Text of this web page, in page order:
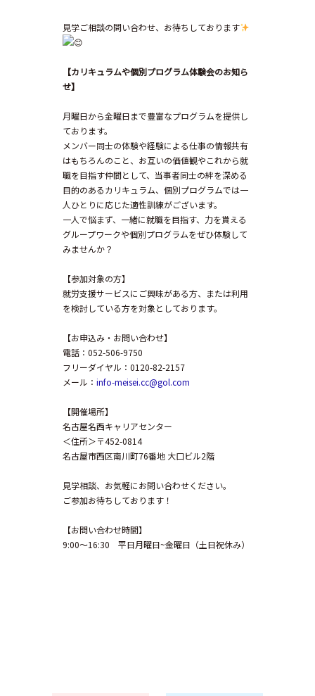
見学ご相談の問い合わせ、お待ちしております
【カリキュラムや個別プログラム体験会のお知ら
せ】
月曜日から金曜日まで豊富なプログラムを提供し
ております。
メンバー同士の体験や経験による仕事の情報共有
はもちろんのこと、お互いの価値観やこれから就
職を目指す仲間として、当事者同士の絆を深める
目的のあるカリキュラム、個別プログラムでは一
人ひとりに応じた適性訓練がございます。
一人で悩まず、一緒に就職を目指す、力を貰える
グループワークや個別プログラムをぜひ体験して
みませんか？
【参加対象の方】
就労支援サービスにご興味がある方、または利用
を検討している方を対象としております。
【お申込み・お問い合わせ】
電話：052-506-9750
フリーダイヤル：0120-82-2157
メール： info-meisei.cc@gol.com
【開催場所】
名古屋名西キャリアセンター
＜住所＞〒452-0814
名古屋市西区南川町76番地 大口ビル2階
見学相談、お気軽にお問い合わせください。
ご参加お待ちしております！
【お問い合わせ時間】
9:00～16:30 平日月曜日~金曜日（土日祝休み）